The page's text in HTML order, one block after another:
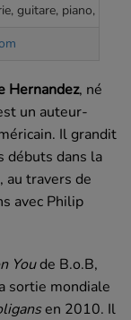
guitare, piano,
Hernandez, né
un auteur-
Il grandit
débuts dans la
au travers de
avec Philip
Youde B.o.B,
sortie mondiale
en 2010. Il